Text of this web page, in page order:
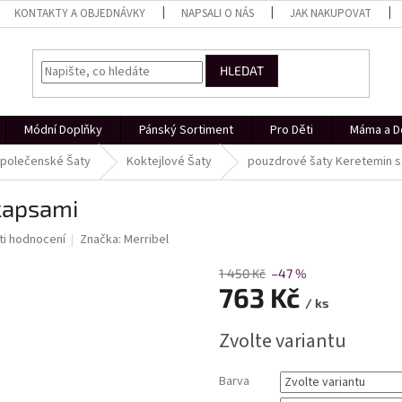
KONTAKTY A OBJEDNÁVKY NAPSALI O NÁS JAK NAKUPOVAT
HLEDAT
Módní Doplňky Pánský Sortiment Pro Děti Máma a
Šaty Koktejlové Šaty pouzdrové šaty Keretemin
hodnocení Značka:Merribel
1 450 Kč –47 %
763 Kč / ks
cena:
Zvolte variantu
Barva